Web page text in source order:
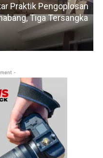
Praktik Pengoplosan
Tiga Tersangka
-